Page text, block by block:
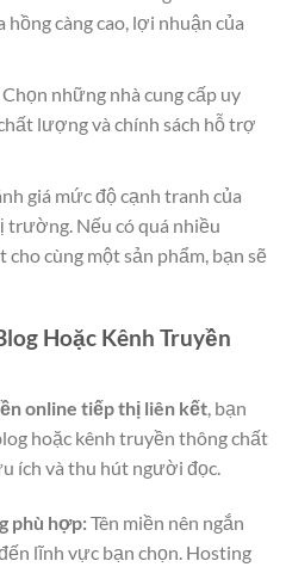
càng cao, lợi nhuận của
những nhà cung cấp uy
lượng và chính sách hỗ trợ
giá mức độ cạnh tranh của
trường. Nếu có quá nhiều
cùng một sản phẩm, bạn sẽ
Hoặc Kênh Truyền
online tiếp thị liên kết, bạn
hoặc kênh truyền thông chất
ích và thu hút người đọc.
phù hợp:Tên miền nên ngắn
lĩnh vực bạn chọn. Hosting